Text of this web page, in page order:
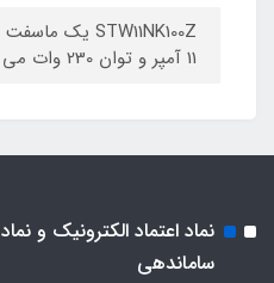
11 آمپر و توان 230 وات می باشد ORIGINAL
نماد اعتماد الکترونیک و نماد
ساماندهی